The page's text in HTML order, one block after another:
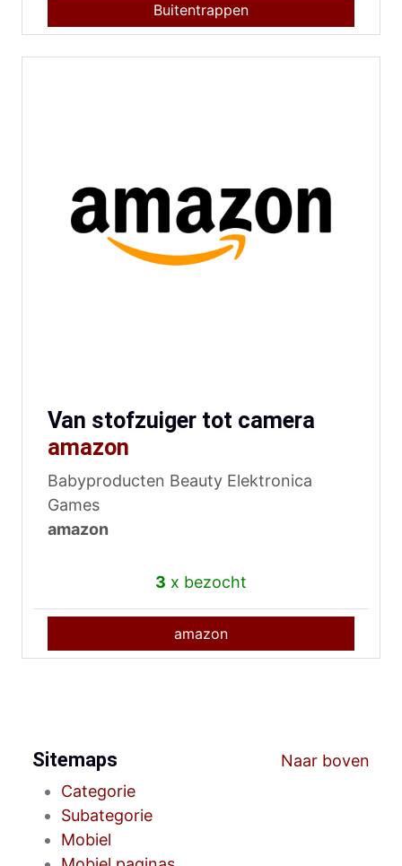
Buitentrappen
Van stofzuiger tot camera
amazon
Babyproducten Beauty Elektronica
Games
amazon
3 x bezocht
amazon
Naar boven
Sitemaps
Categorie
Subategorie
Mobiel